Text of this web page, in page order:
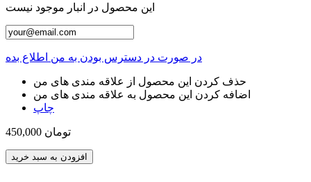
این محصول در انبار موجود نیست
در صورت در دسترس بودن به من اطلاع بده
حذف کردن این محصول از علاقه مندی های من
اضافه کردن این محصول به علاقه مندی های من
چاپ
450,000 تومان
افزودن به سبد خرید